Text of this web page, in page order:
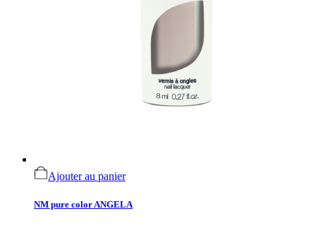
Ajouter au panier
NM pure color ANGELA